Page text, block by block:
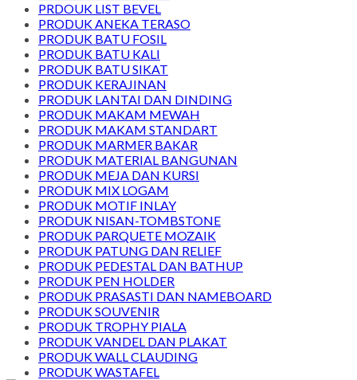
PRDOUK LIST BEVEL
PRODUK ANEKA TERASO
PRODUK BATU FOSIL
PRODUK BATU KALI
PRODUK BATU SIKAT
PRODUK KERAJINAN
PRODUK LANTAI DAN DINDING
PRODUK MAKAM MEWAH
PRODUK MAKAM STANDART
PRODUK MARMER BAKAR
PRODUK MATERIAL BANGUNAN
PRODUK MEJA DAN KURSI
PRODUK MIX LOGAM
PRODUK MOTIF INLAY
PRODUK NISAN-TOMBSTONE
PRODUK PARQUETE MOZAIK
PRODUK PATUNG DAN RELIEF
PRODUK PEDESTAL DAN BATHUP
PRODUK PEN HOLDER
PRODUK PRASASTI DAN NAMEBOARD
PRODUK SOUVENIR
PRODUK TROPHY PIALA
PRODUK VANDEL DAN PLAKAT
PRODUK WALL CLAUDING
PRODUK WASTAFEL